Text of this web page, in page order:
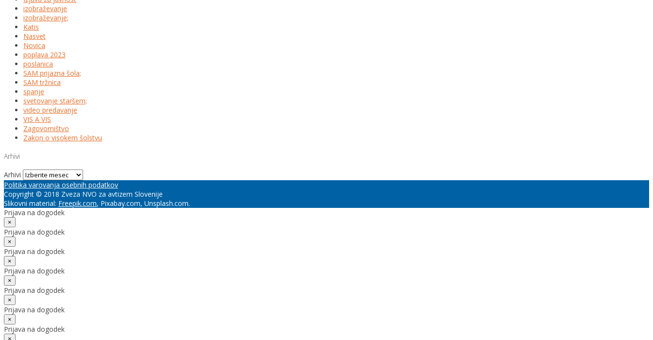
izobraževanje
izobraževanje;
Katis
Nasvet
Novica
poplava 2023
poslanica
SAM prijazna šola;
SAM tržnica
spanje
svetovanje staršem;
video predavanje
VIS A VIS
Zagovorništvo
Zakon o visokem šolstvu
Arhivi
Arhivi
Politika varovanja osebnih podatkov
Copyright © 2018 Zveza NVO za avtizem Slovenije
Slikovni material: Freepik.com, Pixabay.com, Unsplash.com.
Prijava na dogodek
×
Prijava na dogodek
×
Prijava na dogodek
×
Prijava na dogodek
×
Prijava na dogodek
×
Prijava na dogodek
×
Prijava na dogodek